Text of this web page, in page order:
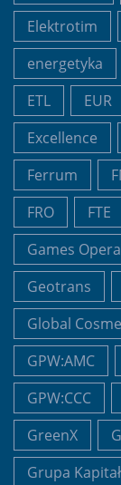
Elektrotim
energetyka
ETL
EUR
Excellence
Ferrum
FRO
FTE
Games
Geotrans
Global
GPW:AMC
GPW:CCC
GreenX
Grupa